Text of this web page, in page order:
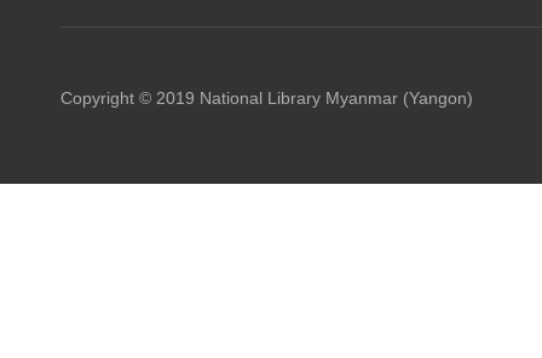
Copyright © 2019 National Library Myanmar (Yangon)